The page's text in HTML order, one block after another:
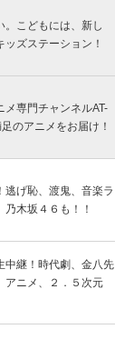
。こどもには、新し
ズステーション！
メ専門チャンネルAT-
のアニメをお届け！
逃げ恥、渡鬼、音楽ラ
木坂４６も！！
中継！時代劇、金八先
アニメ、２．５次元